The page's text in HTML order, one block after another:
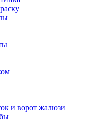
и ворот жалюзи